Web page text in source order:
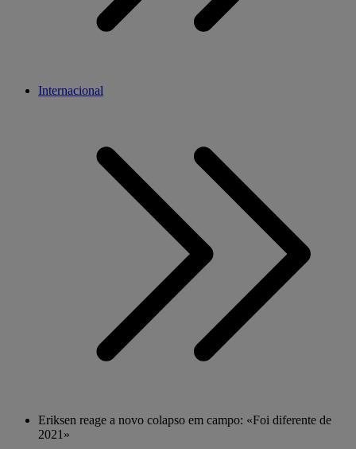
Internacional
Eriksen reage a novo colapso em campo: «Foi diferente de
2021»